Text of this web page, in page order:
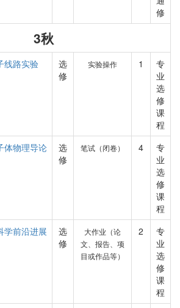
修
3秋
线路实验
选
修
实验操作 1
专
业
选
修
课
程
体物理导论
选
修
笔试（闭卷） 4
专
业
选
修
课
程
学前沿进展
选
修
大作业（论
文、报告、项
目或作品等）
2
专
业
选
修
课
程